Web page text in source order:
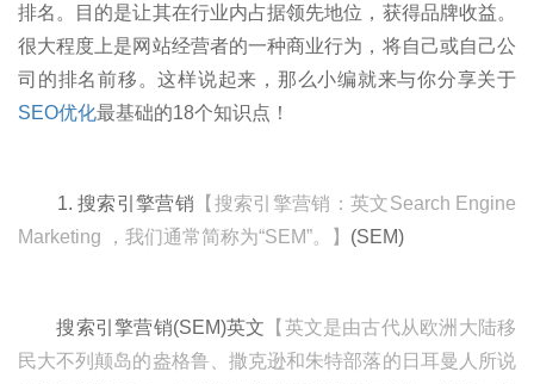
排名。目的是让其在行业内占据领先地位，获得品牌收益。
很大程度上是网站经营者的一种商业行为，将自己或自己公
司的排名前移。这样说起来，那么小编就来与你分享关于
SEO优化最基础的18个知识点！
1. 搜索引擎营销 【搜索引擎营销：英文Search Engine
Marketing ，我们通常简称为“SEM”。】 (SEM)
搜索引擎营销(SEM)英文 【英文是由古代从欧洲大陆移
民大不列颠岛的盎格鲁、撒克逊和朱特部落的日耳曼人所说